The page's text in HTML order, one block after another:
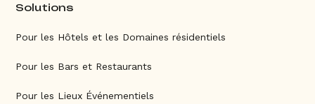
Solutions
Pour les Hôtels et les Domaines résidentiels
Pour les Bars et Restaurants
Pour les Lieux Événementiels